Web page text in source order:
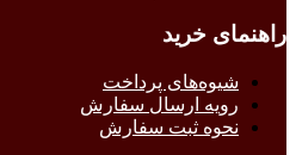
راهنمای خرید
شیوه‌های پرداخت
رویه ارسال سفارش
نحوه ثبت سفارش